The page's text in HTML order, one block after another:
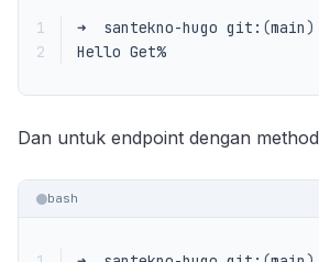
1 ➜  santekno-hugo git: (main)
2
Hello Get%
Dan untuk endpoint dengan method
bash